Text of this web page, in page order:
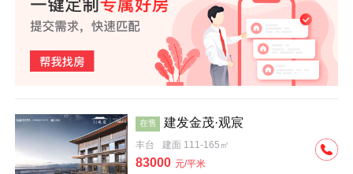
在售 建发金茂·观宸
丰台 建面 111-165㎡
83000 元/平米